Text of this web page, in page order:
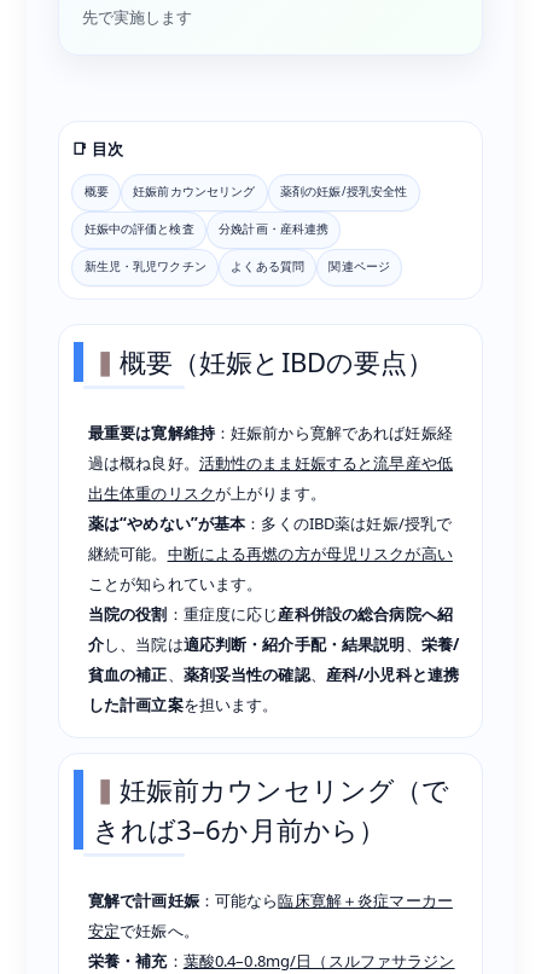
先で実施します
📑 目次
概要 妊娠前カウンセリング 薬剤の妊娠/授乳安全性
妊娠中の評価と検査 分娩計画・産科連携
新生児・乳児ワクチン よくある質問 関連ページ
概要（妊娠とIBDの要点）
最重要は寛解維持：妊娠前から寛解であれば妊娠経
過は概ね良好。 活動性のまま妊娠すると流早産や低
出生体重のリスクが上がります。
薬は“やめない”が基本 ：多くのIBD薬は妊娠/授乳で
継続可能。 中断による再燃の方が母児リスクが高い
ことが知られています。
当院の役割 ：重症度に応じ産科併設の総合病院へ紹
介し、当院は適応判断・紹介手配・結果説明、 栄養/
貧血の補正、 薬剤妥当性の確認、 産科/小児科と連携
した計画立案を担います。
妊娠前カウンセリング（で
きれば3–6か月前から）
寛解で計画妊娠：可能なら臨床寛解＋炎症マーカー
安定で妊娠へ。
栄養・補充： 葉酸0.4–0.8mg/日（スルファサラジン